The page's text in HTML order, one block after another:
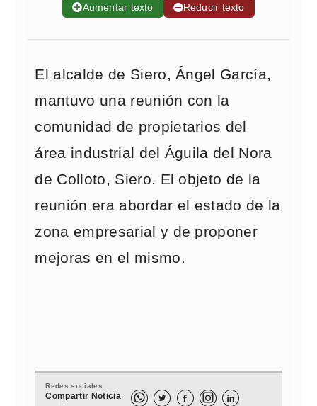
➕Aumentar texto ➖Reducir texto
El alcalde de Siero, Ángel García,
mantuvo una reunión con la
comunidad de propietarios del
área industrial del Águila del Nora
de Colloto, Siero. El objeto de la
reunión era abordar el estado de la
zona empresarial y de proponer
mejoras en el mismo.
Redes sociales
Compartir Noticia   